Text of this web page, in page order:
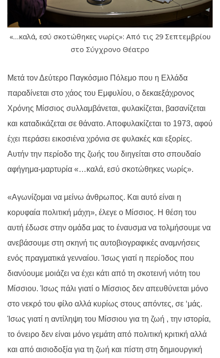
«…καλά, εσύ σκοτώθηκες νωρίς»: Από τις 29 Σεπτεμβρίου
στο Σύγχρονο Θέατρο
Μετά τον Δεύτερο Παγκόσμιο Πόλεμο που η Ελλάδα
παραδίνεται στο χάος του Εμφυλίου, ο δεκαεξάχρονος
Χρόνης Μίσσιος συλλαμβάνεται, φυλακίζεται, βασανίζεται
και καταδικάζεται σε θάνατο. Αποφυλακίζεται το 1973, αφού
έχει περάσει εικοσιένα χρόνια σε φυλακές και εξορίες.
Αυτήν την περίοδο της ζωής του διηγείται στο σπουδαίο
αφήγημα-μαρτυρία «…καλά, εσύ σκοτώθηκες νωρίς».
«Αγωνίζομαι να μείνω άνθρωπος. Και αυτό είναι η
κορυφαία πολιτική μάχη», έλεγε ο Μίσσιος. Η θέση του
αυτή έδωσε στην ομάδα μας το έναυσμα να τολμήσουμε να
ανεβάσουμε στη σκηνή τις αυτοβιογραφικές αναμνήσεις
ενός πραγματικά γενναίου. Ίσως γιατί η περίοδος που
διανύουμε μοιάζει να έχει κάτι από τη σκοτεινή νιότη του
Μίσσιου. Ίσως πάλι γιατί ο Μίσσιος δεν απευθύνεται μόνο
στο νεκρό του φίλο αλλά κυρίως στους απόντες, σε ‘μάς.
Ίσως γιατί η αντίληψη του Μίσσιου για τη ζωή , την ιστορία,
το όνειρο δεν είναι μόνο γεμάτη από πολιτική κριτική αλλά
και από αισιοδοξία για τη ζωή και πίστη στη δημιουργική